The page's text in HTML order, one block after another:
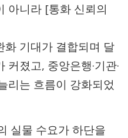
아니라 [통화 신뢰의
화 기대가 결합되며 달
졌고, 중앙은행·기관·
리는 흐름이 강화되었
실물 수요가 하단을